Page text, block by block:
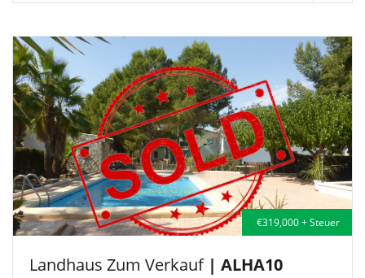
€319,000 + Steuer
Landhaus Zum Verkauf | ALHA10